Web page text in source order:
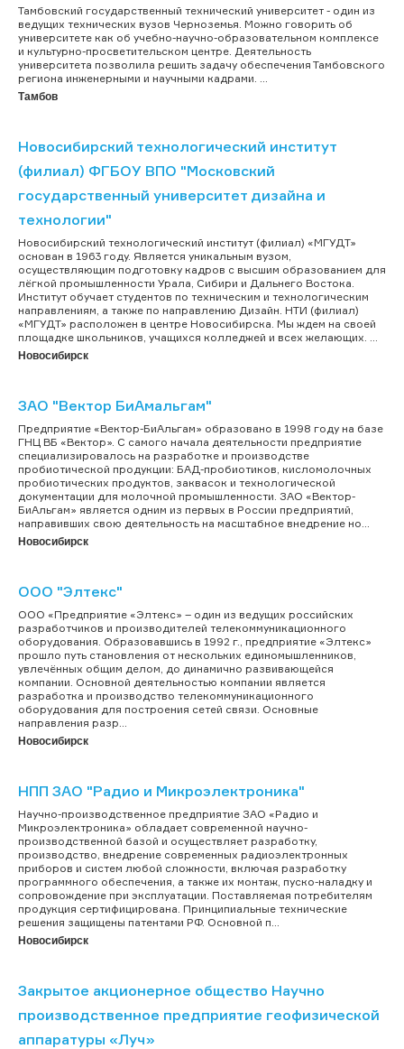
Тамбовский государственный технический университет - один из
ведущих технических вузов Черноземья. Можно говорить об
университете как об учебно-научно-образовательном комплексе
и культурно-просветительском центре. Деятельность
университета позволила решить задачу обеспечения Тамбовского
региона инженерными и научными кадрами. ...
Тамбов
Новосибирский технологический институт
(филиал) ФГБОУ ВПО "Московский
государственный университет дизайна и
технологии"
Новосибирский технологический институт (филиал) «МГУДТ»
основан в 1963 году. Является уникальным вузом,
осуществляющим подготовку кадров с высшим образованием для
лёгкой промышленности Урала, Сибири и Дальнего Востока.
Институт обучает студентов по техническим и технологическим
направлениям, а также по направлению Дизайн. НТИ (филиал)
«МГУДТ» расположен в центре Новосибирска. Мы ждем на своей
площадке школьников, учащихся колледжей и всех желающих. ...
Новосибирск
ЗАО "Вектор БиАмальгам"
Предприятие «Вектор-БиАльгам» образовано в 1998 году на базе
ГНЦ ВБ «Вектор». С самого начала деятельности предприятие
специализировалось на разработке и производстве
пробиотической продукции: БАД-пробиотиков, кисломолочных
пробиотических продуктов, заквасок и технологической
документации для молочной промышленности. ЗАО «Вектор-
БиАльгам» является одним из первых в России предприятий,
направивших свою деятельность на масштабное внедрение но...
Новосибирск
ООО "Элтекс"
ООО «Предприятие «Элтекс» – один из ведущих российских
разработчиков и производителей телекоммуникационного
оборудования. Образовавшись в 1992 г., предприятие «Элтекс»
прошло путь становления от нескольких единомышленников,
увлечённых общим делом, до динамично развивающейся
компании. Основной деятельностью компании является
разработка и производство телекоммуникационного
оборудования для построения сетей связи. Основные
направления разр...
Новосибирск
НПП ЗАО "Радио и Микроэлектроника"
Научно-производственное предприятие ЗАО «Радио и
Микроэлектроника» обладает современной научно-
производственной базой и осуществляет разработку,
производство, внедрение современных радиоэлектронных
приборов и систем любой сложности, включая разработку
программного обеспечения, а также их монтаж, пуско-наладку и
сопровождение при эксплуатации. Поставляемая потребителям
продукция сертифицирована. Принципиальные технические
решения защищены патентами РФ. Основной п...
Новосибирск
Закрытое акционерное общество Научно
производственное предприятие геофизической
аппаратуры «Луч»